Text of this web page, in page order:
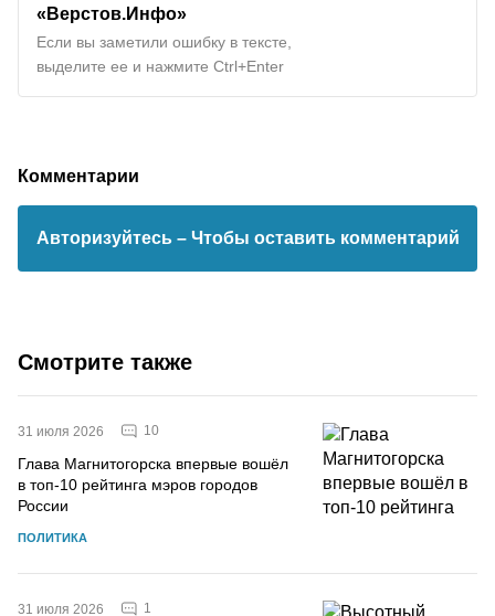
«Верстов.Инфо»
Если вы заметили ошибку в тексте,
выделите ее и нажмите Ctrl+Enter
Комментарии
Авторизуйтесь – Чтобы оставить комментарий
Смотрите также
31 июля 2026 10
Глава Магнитогорска впервые вошёл
в топ-10 рейтинга мэров городов
России
ПОЛИТИКА
31 июля 2026 1